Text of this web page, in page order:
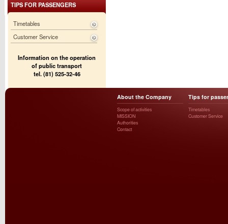
TIPS FOR PASSENGERS
Timetables
Customer Service
Information on the operation
of public transport
tel. (81) 525-32-46
About the Company
Scope of activities
MISSION
Authorities
Contact
Tips for
Timetables
Customer Service